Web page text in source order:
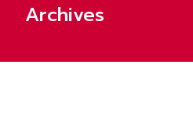
Archives